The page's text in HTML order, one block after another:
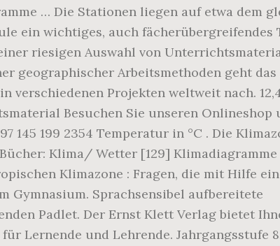
… Die Stationen liegen auf etwa dem
ein wichtiges, auch fächerübergreifendes
riesigen Auswahl von
geographischer Arbeitsmethoden geht das
Projekten weltweit nach.
Besuchen Sie unseren Onlineshop
145 199 2354 Temperatur in °C . Die
Klima/ Wetter [129]
Klimazone : Fragen, die mit Hilfe
Gymnasium. Sprachsensibel aufbereitete
Padlet. Der Ernst Klett Verlag bietet
Lernende und Lehrende. Jahrgangsstufe